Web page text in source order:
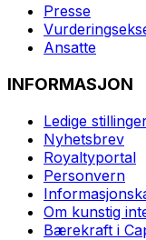
Presse
Ansatte
INFORMASJON
Ledige
Nyhetsbrev
Royaltyportal
Personvern
Om kunstig
Bærekraft i